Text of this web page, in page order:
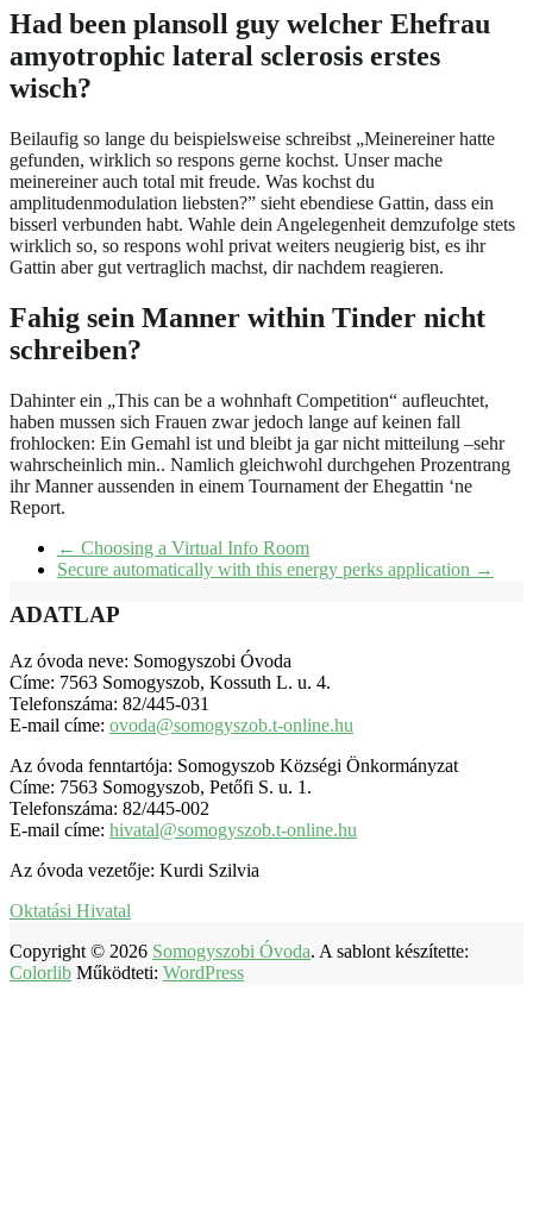
Had been plansoll guy welcher Ehefrau
amyotrophic lateral sclerosis erstes
wisch?
Beilaufig so lange du beispielsweise schreibst „Meinereiner hatte
gefunden, wirklich so respons gerne kochst. Unser mache
meinereiner auch total mit freude. Was kochst du
amplitudenmodulation liebsten?” sieht ebendiese Gattin, dass ein
bisserl verbunden habt. Wahle dein Angelegenheit demzufolge stets
wirklich so, so respons wohl privat weiters neugierig bist, es ihr
Gattin aber gut vertraglich machst, dir nachdem reagieren.
Fahig sein Manner within Tinder nicht
schreiben?
Dahinter ein „This can be a wohnhaft Competition“ aufleuchtet,
haben mussen sich Frauen zwar jedoch lange auf keinen fall
frohlocken: Ein Gemahl ist und bleibt ja gar nicht mitteilung –sehr
wahrscheinlich min.. Namlich gleichwohl durchgehen Prozentrang
ihr Manner aussenden in einem Tournament der Ehegattin ‘ne
Report.
← Choosing a Virtual Info Room
Secure automatically with this energy perks application →
ADATLAP
Az óvoda neve: Somogyszobi Óvoda
Címe: 7563 Somogyszob, Kossuth L. u. 4.
Telefonszáma: 82/445-031
E-mail címe: ovoda@somogyszob.t-online.hu
Az óvoda fenntartója: Somogyszob Községi Önkormányzat
Címe: 7563 Somogyszob, Petőfi S. u. 1.
Telefonszáma: 82/445-002
E-mail címe: hivatal@somogyszob.t-online.hu
Az óvoda vezetője: Kurdi Szilvia
Oktatási Hivatal
Copyright © 2026 Somogyszobi Óvoda. A sablont készítette:
Colorlib Működteti: WordPress